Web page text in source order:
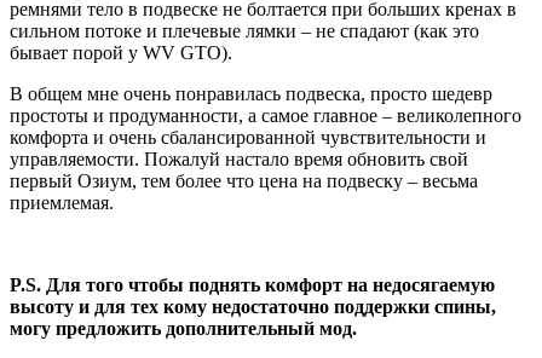
ремнями тело в подвеске не болтается при больших кренах в
сильном потоке и плечевые лямки – не спадают (как это
бывает порой у WV GTO).
В общем мне очень понравилась подвеска, просто шедевр
простоты и продуманности, а самое главное – великолепного
комфорта и очень сбалансированной чувствительности и
управляемости. Пожалуй настало время обновить свой
первый Озиум, тем более что цена на подвеску – весьма
приемлемая.
P.S. Для того чтобы поднять комфорт на недосягаемую
высоту и для тех кому недостаточно поддержки спины,
могу предложить дополнительный мод.